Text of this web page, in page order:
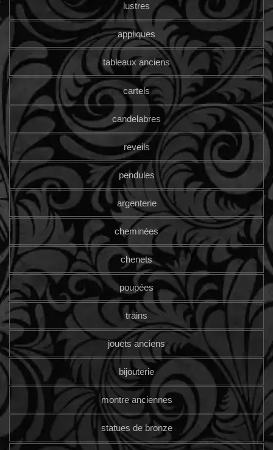
lustres
appliques
tableaux anciens
cartels
candelabres
reveils
pendules
argenterie
cheminées
chenets
poupées
trains
jouets anciens
bijouterie
montre anciennes
statues de bronze